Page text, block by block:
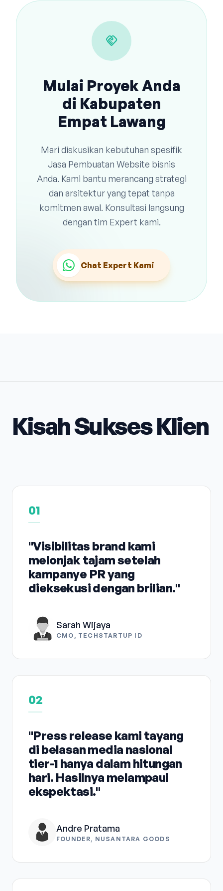
handshake
Mulai Proyek Anda
di Kabupaten
Empat Lawang
Mari diskusikan kebutuhan spesifik
Jasa Pembuatan Website bisnis
Anda. Kami bantu merancang strategi
dan arsitektur yang tepat tanpa
komitmen awal. Konsultasi langsung
dengan tim Expert kami.
Chat Expert Kami
Kisah Sukses Klien
01
"Visibilitas brand kami
melonjak tajam setelah
kampanye PR yang
dieksekusi dengan brilian."
Sarah Wijaya
CMO, TECHSTARTUP ID
02
"Press release kami tayang
di belasan media nasional
tier-1 hanya dalam hitungan
hari. Hasilnya melampaui
ekspektasi."
Andre Pratama
FOUNDER, NUSANTARA GOODS